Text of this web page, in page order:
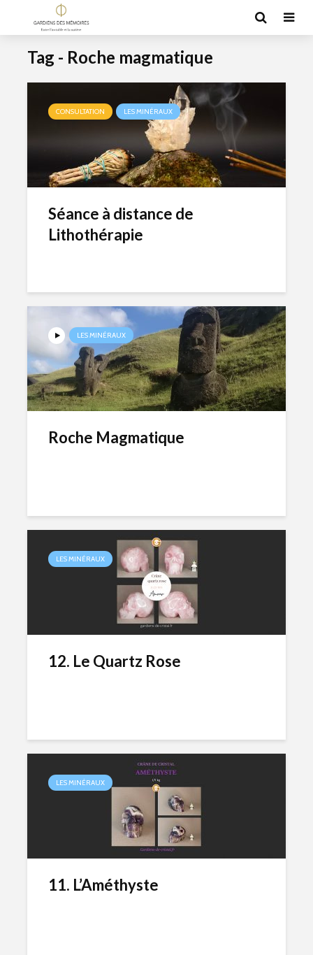
Tag - Roche magmatique
CONSULTATION LES MINÉRAUX
Séance à distance de
Lithothérapie
LES MINÉRAUX
Roche Magmatique
LES MINÉRAUX
12. Le Quartz Rose
LES MINÉRAUX
11. L’Améthyste